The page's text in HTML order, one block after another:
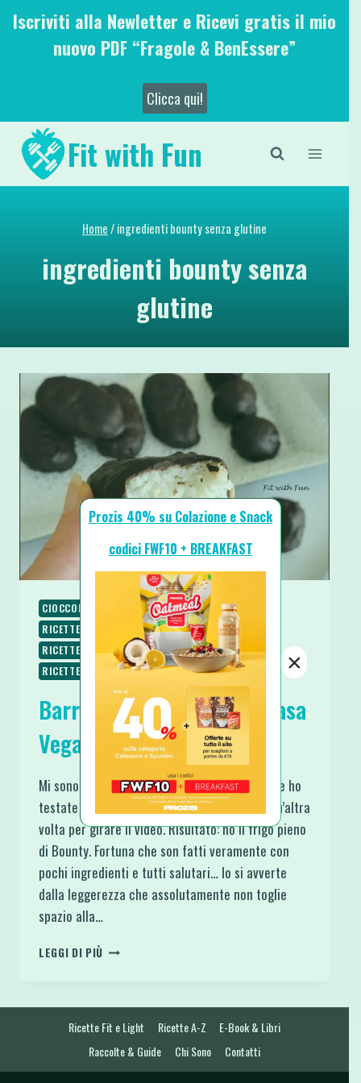
SaltaIscriviti alla Newletter e Ricevi gratis il mio
nuovo PDF “Fragole & BenEssere”
Clicca qui!
Fit with Fun
Home/ingredienti bounty senza glutine
ingredienti bounty senza
glutine
CIOCCOLATO RICETTE
RICETTE DOLCI
RICETTE LOW CARB
RICETTE SENZA COTTURA
RICETTE SENZA GLUTINE
RICETTE VEGANE
RICETTE VEGETARIANE
SPUNTINI E SNACKS
Barrette Bounty fatte in Casa
Vegan e Senza Glutine
Mi sono e mi sto tanto sacrificando per te :) Le ho
testate una prima volta, poi li ho riprodotti un’altra
volta per girare il video. Risultato: ho il frigo pieno
di Bounty. Fortuna che son fatti veramente con
pochi ingredienti e tutti salutari… lo si avverte
dalla leggerezza che assolutamente non toglie
spazio alla…
LEGGI DI PIÙ BARRETTE
VEGAN
E
Ricette Fit e Light Ricette A-Z
E-Book & Libri
Raccolte & Guide
Chi Sono Contatti
Prozis 40% su Colazione e Snack
codici FWF10 + BREAKFAST
×